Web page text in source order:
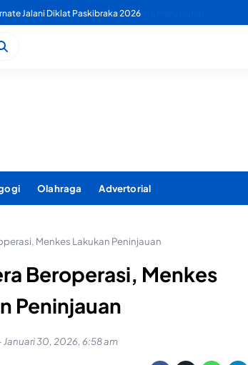
Benahi Pelayanan Air Bersih Secara Menyeluruh
Olahraga Advertorial
Menkes Lakukan Peninjauan
Beroperasi, Menkes
Peninjauan
Januari 30, 2026, 6:58 am